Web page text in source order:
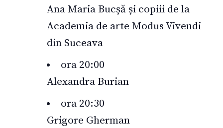
Ana Maria Bucșă și copiii de la
Academia de arte Modus Vivendi
din Suceava
ora 20:00
Alexandra Burian
ora 20:30
Grigore Gherman